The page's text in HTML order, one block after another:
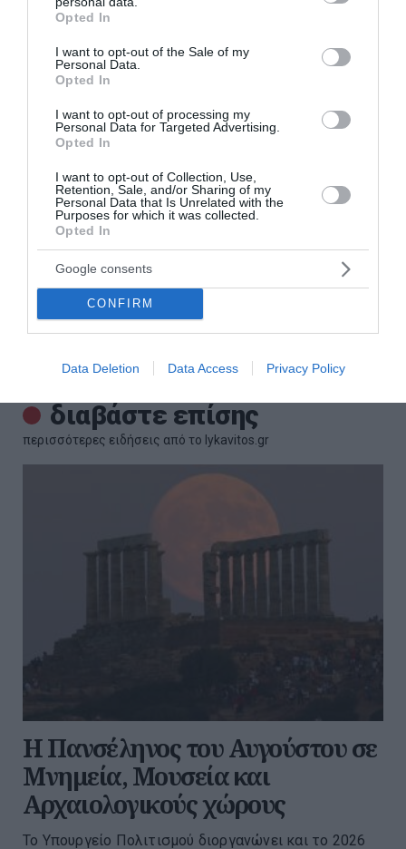
grant or deny consent to Google and its third-party tags to
use your data for below specified purposes in below Google
consent section.
Opted In
I want to opt-out of the Sale of my
Personal Data.
Opted In
I want to opt-out of processing my
Personal Data for Targeted Advertising.
Opted In
I want to opt-out of Collection, Use,
Retention, Sale, and/or Sharing of my
Personal Data that Is Unrelated with the
Purposes for which it was collected.
Opted In
Google consents
CONFIRM
Data Deletion Data Access Privacy Policy
«Ξανθίππη, η γυναίκα του Σωκράτη» στο
Αρχαίο Θέατρο της Μαντινείας
Στο Αρχαίο Θέατρο της Μαντινείας, η Τίνα Γεωργουσίου,
ίσως στη σημαντικότερη στιγμή της καριέρας της,
αναμετριέται με τον απαιτητικό ρόλο της Ξανθίππης. Η
ερμηνεία της, τα δύο τ...
διαβάστε επίσης
περισσότερες ειδήσεις από το lykavitos.gr
Η Πανσέληνος του Αυγούστου σε
Μνημεία, Μουσεία και
Αρχαιολογικούς χώρους
Το Υπουργείο Πολιτισμού διοργανώνει και το 2026